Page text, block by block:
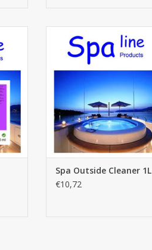
AJOUTER AU PANIER
Spa Outside Cleaner 1L
€10,72